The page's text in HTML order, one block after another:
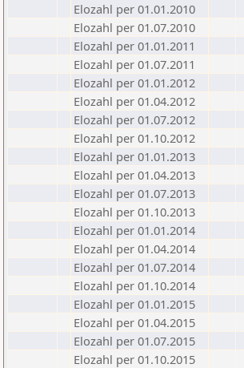
Elozahl per 01.01.2010
Elozahl per 01.07.2010
Elozahl per 01.01.2011
Elozahl per 01.07.2011
Elozahl per 01.01.2012
Elozahl per 01.04.2012
Elozahl per 01.07.2012
Elozahl per 01.10.2012
Elozahl per 01.01.2013
Elozahl per 01.04.2013
Elozahl per 01.07.2013
Elozahl per 01.10.2013
Elozahl per 01.01.2014
Elozahl per 01.04.2014
Elozahl per 01.07.2014
Elozahl per 01.10.2014
Elozahl per 01.01.2015
Elozahl per 01.04.2015
Elozahl per 01.07.2015
Elozahl per 01.10.2015